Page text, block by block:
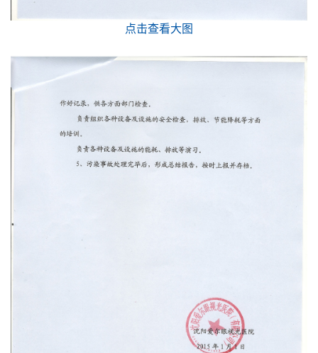
点击查看大图